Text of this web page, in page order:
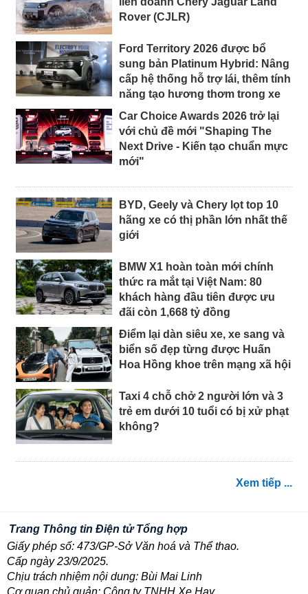
Rover (CJLR)
Ford Territory 2026 được bổ
sung bản Platinum Hybrid: Nâng
cấp hệ thống hỗ trợ lái, thêm tính
năng tạo hương thơm trong xe
Car Choice Awards 2026 trở lại
với chủ đề mới "Shaping The
Next Drive - Kiến tạo chuẩn mực
mới"
BYD, Geely và Chery lọt top 10
hãng xe có thị phần lớn nhất thế
giới
BMW X1 hoàn toàn mới chính
thức ra mắt tại Việt Nam: 80
khách hàng đầu tiên được ưu
đãi còn 1,668 tỷ đồng
Điểm lại dàn siêu xe, xe sang và
biển số đẹp từng được Huấn
Hoa Hồng khoe trên mạng xã hội
Taxi 4 chỗ chở 2 người lớn và 3
trẻ em dưới 10 tuổi có bị xử phạt
không?
Xem tiếp ...
Trang Thông tin Điện tử Tổng hợp
Giấy phép số: 473/GP-Sở Văn hoá và Thể thao.
Cấp ngày 23/9/2025.
Chịu trách nhiệm nội dung: Bùi Mai Linh